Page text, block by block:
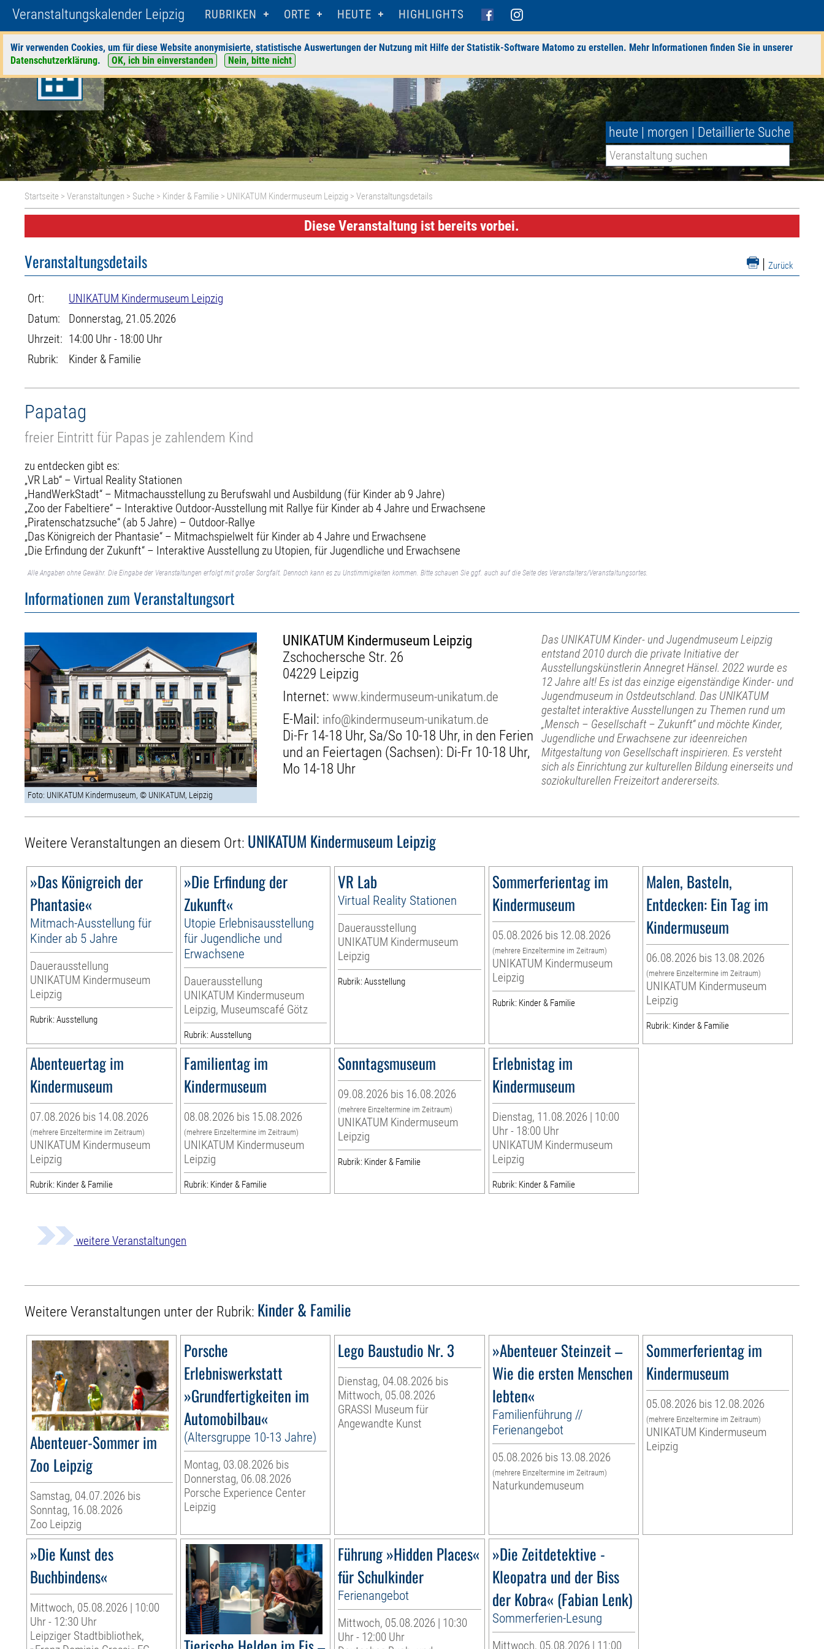
Veranstaltungskalender Leipzig RUBRIKEN ORTE HEUTE HIGHLIGHTS
Wir verwenden Cookies, um für diese Website anonymisierte, statistische Auswertungen der Nutzung mit Hilfe der Statistik-Software Matomo zu erstellen. Mehr Informationen finden Sie in unserer
Datenschutzerklärung. OK, ich bin einverstanden Nein, bitte nicht
heute | morgen | Detaillierte Suche
Startseite >Veranstaltungen > Suche > Kinder & Familie > UNIKATUM Kindermuseum Leipzig > Veranstaltungsdetails
Diese Veranstaltung ist bereits vorbei.
| Zurück
Veranstaltungsdetails
Ort:
UNIKATUM Kindermuseum Leipzig
Datum:
Donnerstag, 21.05.2026
Uhrzeit: 14:00 Uhr - 18:00 Uhr
Rubrik:
Kinder & Familie
Papatag
freier Eintritt für Papas je zahlendem Kind
zu entdecken gibt es:
„VR Lab“ – Virtual Reality Stationen
„HandWerkStadt“ – Mitmachausstellung zu Berufswahl und Ausbildung (für Kinder ab 9 Jahre)
„Zoo der Fabeltiere“ – Interaktive Outdoor-Ausstellung mit Rallye für Kinder ab 4 Jahre und Erwachsene
„Piratenschatzsuche“ (ab 5 Jahre) – Outdoor-Rallye
„Das Königreich der Phantasie“ – Mitmachspielwelt für Kinder ab 4 Jahre und Erwachsene
„Die Erfindung der Zukunft“ – Interaktive Ausstellung zu Utopien, für Jugendliche und Erwachsene
Alle Angaben ohne Gewähr. Die Eingabe der Veranstaltungen erfolgt mit großer Sorgfalt. Dennoch kann es zu Unstimmigkeiten kommen. Bitte schauen Sie ggf. auch auf die Seite des Veranstalters/Veranstaltungsortes.
Informationen zum Veranstaltungsort
Foto: UNIKATUM Kindermuseum, © UNIKATUM, Leipzig
UNIKATUM Kindermuseum Leipzig
Zschochersche Str. 26
04229 Leipzig
Internet:www.kindermuseum-unikatum.de
E-Mail: info@kindermuseum-unikatum.de
Di-Fr 14-18 Uhr, Sa/So 10-18 Uhr, in den Ferien
und an Feiertagen (Sachsen): Di-Fr 10-18 Uhr,
Mo 14-18 Uhr
Das UNIKATUM Kinder- und Jugendmuseum Leipzig
entstand 2010 durch die private Initiative der
Ausstellungskünstlerin Annegret Hänsel. 2022 wurde es
12 Jahre alt! Es ist das einzige eigenständige Kinder- und
Jugendmuseum in Ostdeutschland. Das UNIKATUM
gestaltet interaktive Ausstellungen zu Themen rund um
„Mensch – Gesellschaft – Zukunft“ und möchte Kinder,
Jugendliche und Erwachsene zur ideenreichen
Mitgestaltung von Gesellschaft inspirieren. Es versteht
sich als Einrichtung zur kulturellen Bildung einerseits und
soziokulturellen Freizeitort andererseits.
Weitere Veranstaltungen an diesem Ort: UNIKATUM Kindermuseum Leipzig
»Das Königreich der
Phantasie«
Mitmach-Ausstellung für
Kinder ab 5 Jahre
Dauerausstellung
UNIKATUM Kindermuseum
Leipzig
Rubrik: Ausstellung
»Die Erfindung der
Zukunft«
Utopie Erlebnisausstellung
für Jugendliche und
Erwachsene
Dauerausstellung
UNIKATUM Kindermuseum
Leipzig, Museumscafé Götz
Rubrik: Ausstellung
VR Lab
Virtual Reality Stationen
Dauerausstellung
UNIKATUM Kindermuseum
Leipzig
Rubrik: Ausstellung
Sommerferientag im
Kindermuseum
05.08.2026 bis 12.08.2026
(mehrere Einzeltermine im Zeitraum)
UNIKATUM Kindermuseum
Leipzig
Rubrik: Kinder & Familie
Malen, Basteln,
Entdecken: Ein Tag im
Kindermuseum
06.08.2026 bis 13.08.2026
(mehrere Einzeltermine im Zeitraum)
UNIKATUM Kindermuseum
Leipzig
Rubrik: Kinder & Familie
Abenteuertag im
Kindermuseum
07.08.2026 bis 14.08.2026
(mehrere Einzeltermine im Zeitraum)
UNIKATUM Kindermuseum
Leipzig
Rubrik: Kinder & Familie
Familientag im
Kindermuseum
08.08.2026 bis 15.08.2026
(mehrere Einzeltermine im Zeitraum)
UNIKATUM Kindermuseum
Leipzig
Rubrik: Kinder & Familie
Sonntagsmuseum
09.08.2026 bis 16.08.2026
(mehrere Einzeltermine im Zeitraum)
UNIKATUM Kindermuseum
Leipzig
Rubrik: Kinder & Familie
Erlebnistag im
Kindermuseum
Dienstag, 11.08.2026 | 10:00
Uhr - 18:00 Uhr
UNIKATUM Kindermuseum
Leipzig
Rubrik: Kinder & Familie
weitere Veranstaltungen
Weitere Veranstaltungen unter der Rubrik: Kinder & Familie
Abenteuer-Sommer im
Zoo Leipzig
Samstag, 04.07.2026 bis
Sonntag, 16.08.2026
Zoo Leipzig
Porsche
Erlebniswerkstatt
»Grundfertigkeiten im
Automobilbau«
(Altersgruppe 10-13 Jahre)
Montag, 03.08.2026 bis
Donnerstag, 06.08.2026
Porsche Experience Center
Leipzig
Lego Baustudio Nr. 3
Dienstag, 04.08.2026 bis
Mittwoch, 05.08.2026
GRASSI Museum für
Angewandte Kunst
»Abenteuer Steinzeit –
Wie die ersten Menschen
lebten«
Familienführung //
Ferienangebot
05.08.2026 bis 13.08.2026
(mehrere Einzeltermine im Zeitraum)
Naturkundemuseum
Sommerferientag im
Kindermuseum
05.08.2026 bis 12.08.2026
(mehrere Einzeltermine im Zeitraum)
UNIKATUM Kindermuseum
Leipzig
»Die Kunst des
Buchbindens«
Mittwoch, 05.08.2026 | 10:00
Uhr - 12:30 Uhr
Leipziger Stadtbibliothek,
Führung »Hidden Places«
für Schulkinder
Ferienangebot
Mittwoch, 05.08.2026 | 10:30
Uhr - 12:00 Uhr
»Die Zeitdetektive -
Kleopatra und der Biss
der Kobra« (Fabian Lenk)
Sommerferien-Lesung
Mittwoch, 05.08.2026 | 11:00